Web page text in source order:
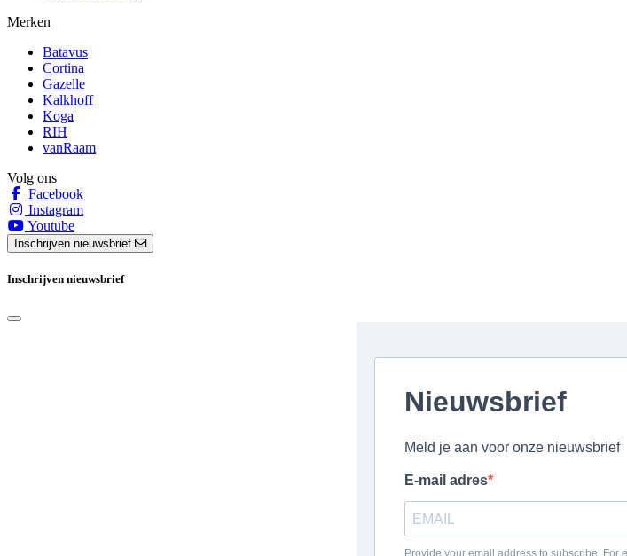
Merken
Batavus
Cortina
Gazelle
Kalkhoff
Koga
RIH
vanRaam
Volg ons
Facebook
Instagram
Youtube
Inschrijven nieuwsbrief
Inschrijven nieuwsbrief